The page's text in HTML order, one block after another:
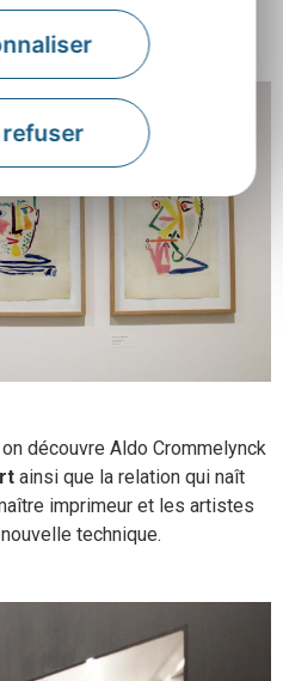
découvre Aldo Crommelynck
ainsi que la relation qui naît
imprimeur et les artistes
technique.